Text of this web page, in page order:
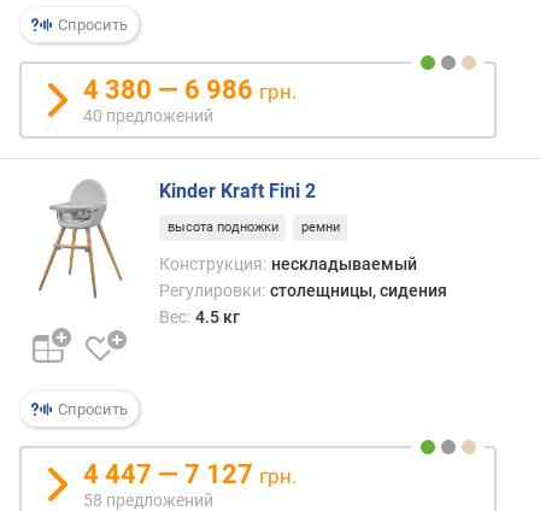
Спросить
4 380 — 6 986 грн.
40 предложений
Спросить
Kinder Kraft Fini 2
высота подножки ремни
Конструкция: нескладываемый
Регулировки: столещницы, сидения
Вес: 4.5 кг
4 447 — 7 127 грн.
58 предложений